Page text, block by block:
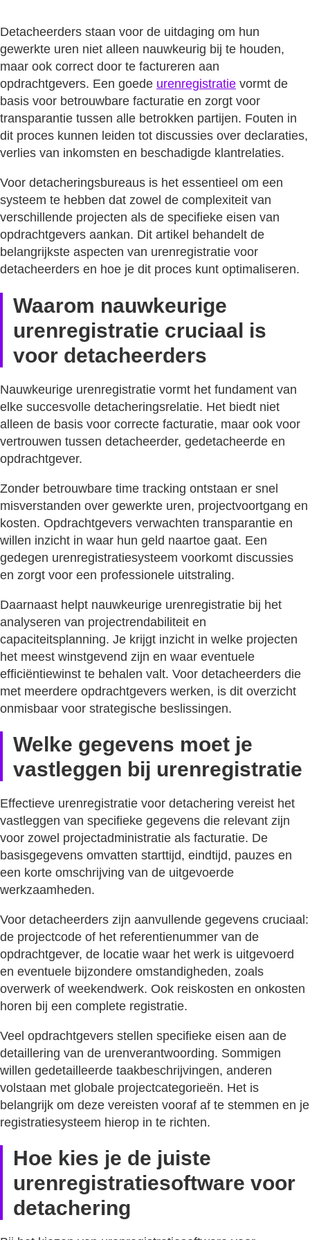
Detacheerders staan voor de uitdaging om hun
gewerkte uren niet alleen nauwkeurig bij te houden,
maar ook correct door te factureren aan
opdrachtgevers. Een goede urenregistratie vormt de
basis voor betrouwbare facturatie en zorgt voor
transparantie tussen alle betrokken partijen. Fouten in
dit proces kunnen leiden tot discussies over declaraties,
verlies van inkomsten en beschadigde klantrelaties.
Voor detacheringsbureaus is het essentieel om een
systeem te hebben dat zowel de complexiteit van
verschillende projecten als de specifieke eisen van
opdrachtgevers aankan. Dit artikel behandelt de
belangrijkste aspecten van urenregistratie voor
detacheerders en hoe je dit proces kunt optimaliseren.
Waarom nauwkeurige
urenregistratie cruciaal is
voor detacheerders
Nauwkeurige urenregistratie vormt het fundament van
elke succesvolle detacheringsrelatie. Het biedt niet
alleen de basis voor correcte facturatie, maar ook voor
vertrouwen tussen detacheerder, gedetacheerde en
opdrachtgever.
Zonder betrouwbare time tracking ontstaan er snel
misverstanden over gewerkte uren, projectvoortgang en
kosten. Opdrachtgevers verwachten transparantie en
willen inzicht in waar hun geld naartoe gaat. Een
gedegen urenregistratiesysteem voorkomt discussies
en zorgt voor een professionele uitstraling.
Daarnaast helpt nauwkeurige urenregistratie bij het
analyseren van projectrendabiliteit en
capaciteitsplanning. Je krijgt inzicht in welke projecten
het meest winstgevend zijn en waar eventuele
efficiëntiewinst te behalen valt. Voor detacheerders die
met meerdere opdrachtgevers werken, is dit overzicht
onmisbaar voor strategische beslissingen.
Welke gegevens moet je
vastleggen bij urenregistratie
Effectieve urenregistratie voor detachering vereist het
vastleggen van specifieke gegevens die relevant zijn
voor zowel projectadministratie als facturatie. De
basisgegevens omvatten starttijd, eindtijd, pauzes en
een korte omschrijving van de uitgevoerde
werkzaamheden.
Voor detacheerders zijn aanvullende gegevens cruciaal:
de projectcode of het referentienummer van de
opdrachtgever, de locatie waar het werk is uitgevoerd
en eventuele bijzondere omstandigheden, zoals
overwerk of weekendwerk. Ook reiskosten en onkosten
horen bij een complete registratie.
Veel opdrachtgevers stellen specifieke eisen aan de
detaillering van de urenverantwoording. Sommigen
willen gedetailleerde taakbeschrijvingen, anderen
volstaan met globale projectcategorieën. Het is
belangrijk om deze vereisten vooraf af te stemmen en je
registratiesysteem hierop in te richten.
Hoe kies je de juiste
urenregistratiesoftware voor
detachering